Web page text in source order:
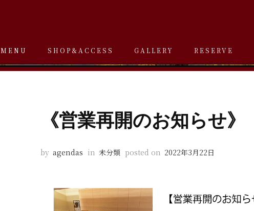
MENU SHOP&ACCESS GALLERY RESERVE
《営業再開のお知らせ》
by agendas in 未分類 posted on 2022年3月22日